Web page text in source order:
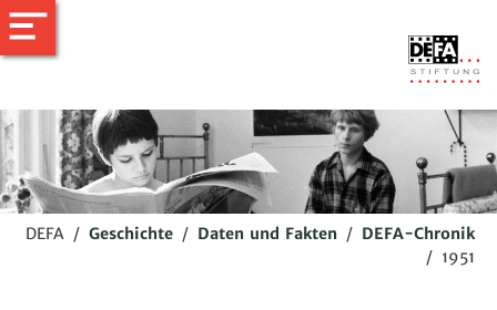
DEFA / Geschichte / Daten und Fakten / DEFA-Chronik
/ 1951